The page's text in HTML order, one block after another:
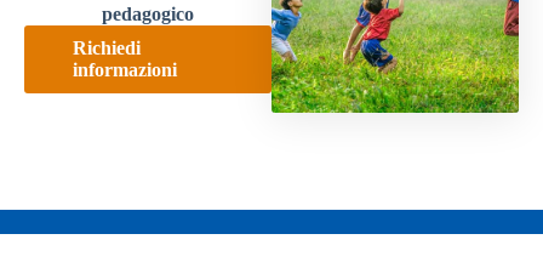
pedagogico
Richiedi
informazioni